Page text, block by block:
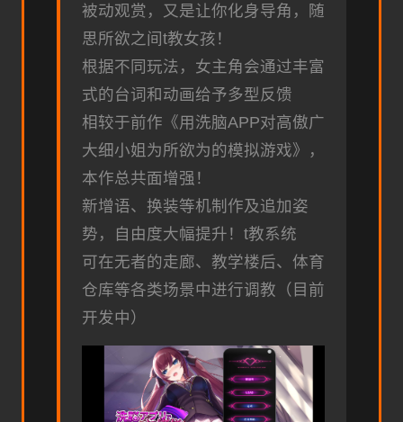
被动观赏，又是让你化身导角，随
思所欲之间t教女孩！
根据不同玩法，女主角会通过丰富
式的台词和动画给予多型反馈
相较于前作《用洗脑APP对高傲广
大细小姐为所欲为的模拟游戏》，
本作总共面增强！
新增语、换装等机制作及追加姿
势，自由度大幅提升！t教系统
可在无者的走廊、教学楼后、体育
仓库等各类场景中进行调教（目前
开发中）